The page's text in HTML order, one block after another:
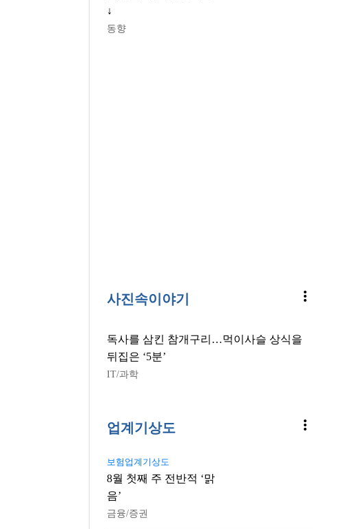
↓
동향
사진속이야기 more_vert
독사를 삼킨 참개구리…먹이사슬 상식을
뒤집은 ‘5분’
IT/과학
업계기상도 more_vert
보험업계기상도
8월 첫째 주 전반적 ‘맑
음’
금융/증권